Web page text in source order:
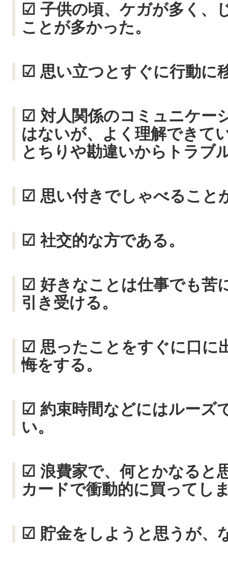
☑ 子供の頃、ケガが多く、
ことが多かった。
☑ 思い立つとすぐに行動に
☑ 対人関係のコミュニケー
はないが、よく理解できて
とちりや勘違いからトラブ
☑ 思い付きでしゃべること
☑ 社交的な方である。
☑ 好きなことは仕事でも苦
引き受ける。
☑ 思ったことをすぐに口に
悔をする。
☑ 約束時間などにはルーズ
い。
☑ 浪費家で、何とかなると
カードで衝動的に買ってし
☑ 貯金をしようと思うが、